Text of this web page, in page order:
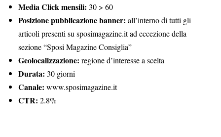
Media Click mensili: 30 > 60
Posizione pubblicazione banner: all’interno di tutti gli
articoli presenti su sposimagazine.it ad eccezione della
sezione “Sposi Magazine Consiglia”
Geolocalizzazione: regione d’interesse a scelta
Durata: 30 giorni
Canale: www.sposimagazine.it
CTR: 2.8%